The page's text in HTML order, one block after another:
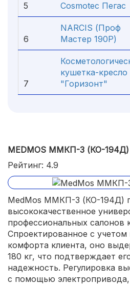
5 Cosmotec Пегас
6
NARCIS (Проф
Мастер 190Р)
7
кушетка-кресло
"Горизонт"
MEDMOS ММКП-3 (КО-194Д)
Рейтинг: 4.9
MedMos ММКП-3 (КО-194Д)
высококачественное
профессиональных салонов
Спроектированное с учетом
комфорта клиента, оно
180 кг, что подтверждает
надежность. Регулировка
с помощью электропривода,